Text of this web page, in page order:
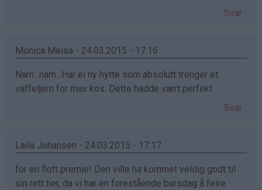
Svar
Monica Meisa - 24.03.2015 - 17:16
Nam...nam...Har ei ny hytte som absolutt trenger et
vaffeljern for max kos. Dette hadde vært perfekt
Svar
Laila Johansen - 24.03.2015 - 17:17
for en flott premie! Den ville ha kommet veldig godt til
sin rett her, da vi har en forestående bursdag å feire